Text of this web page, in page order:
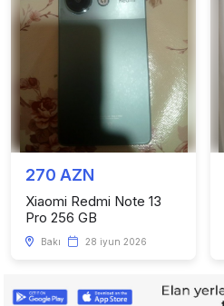
270 AZN
Xiaomi Redmi Note 13
Pro 256 GB
Bakı 28 iyun 2026